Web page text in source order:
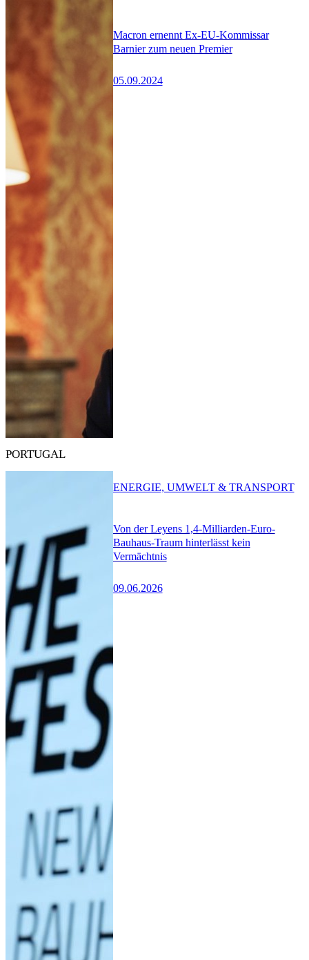
Macron ernennt Ex-EU-Kommissar
Barnier zum neuen Premier
05.09.2024
PORTUGAL
Von der Leyens 1,4-Milliarden-Euro-
Bauhaus-Traum hinterlässt kein
Vermächtnis
09.06.2026
ENERGIE, UMWELT & TRANSPORT